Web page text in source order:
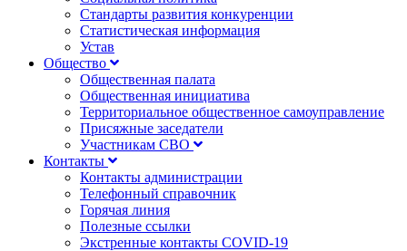
Стандарты развития конкуренции
Статистическая информация
Устав
Общество
Общественная палата
Общественная инициатива
Территориальное общественное самоуправление
Присяжные заседатели
Участникам СВО
Контакты
Контакты администрации
Телефонный справочник
Горячая линия
Полезные ссылки
Экстренные контакты COVID-19